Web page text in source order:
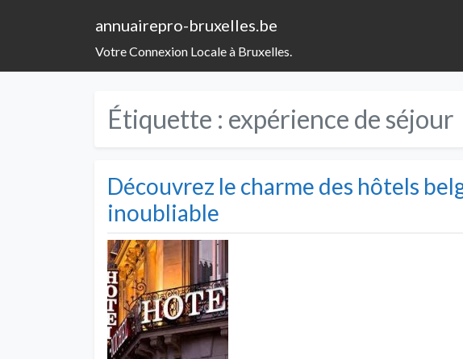
annuairepro-bruxelles.be
Votre Connexion Locale à Bruxelles.
Étiquette : expérience de séjour
Découvrez le charme des hôtels
inoubliable